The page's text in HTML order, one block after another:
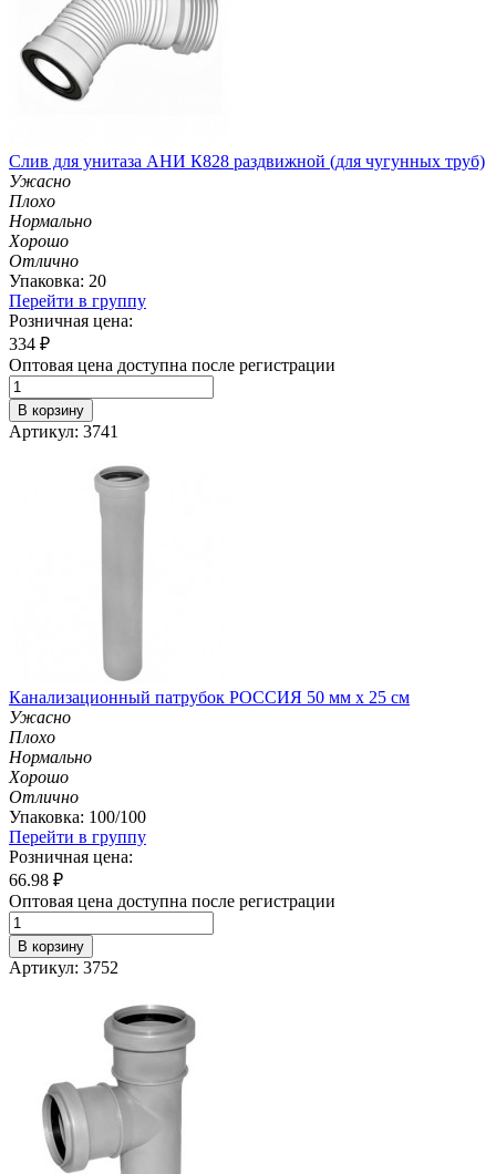
Слив для унитаза АНИ К828 раздвижной (для чугунных труб)
Ужасно
Плохо
Нормально
Хорошо
Отлично
Упаковка: 20
Перейти в группу
Розничная цена:
334 ₽
Оптовая цена доступна после регистрации
В корзину
Артикул: 3741
Канализационный патрубок РОССИЯ 50 мм х 25 см
Ужасно
Плохо
Нормально
Хорошо
Отлично
Упаковка: 100/100
Перейти в группу
Розничная цена:
66.98 ₽
Оптовая цена доступна после регистрации
В корзину
Артикул: 3752